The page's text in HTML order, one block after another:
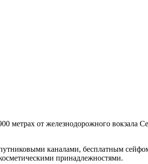
метрах от железнодорожного вокзала
каналами, бесплатным
принадлежностями.